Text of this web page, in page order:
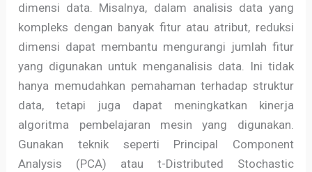
dimensi data. Misalnya, dalam analisis data yang
kompleks dengan banyak fitur atau atribut, reduksi
dimensi dapat membantu mengurangi jumlah fitur
yang digunakan untuk menganalisis data. Ini tidak
hanya memudahkan pemahaman terhadap struktur
data, tetapi juga dapat meningkatkan kinerja
algoritma pembelajaran mesin yang digunakan.
Gunakan teknik seperti Principal Component
Analysis (PCA) atau t-Distributed Stochastic